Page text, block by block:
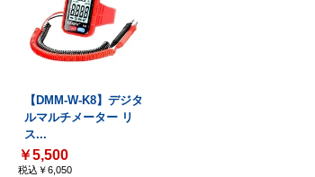
【DMM-W-K8】デジタ
ルマルチメーター リ
ス...
￥5,500
税込￥6,050